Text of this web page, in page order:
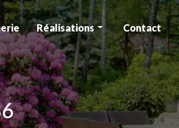
Réalisations
Aménagement
Entretien
Maçonnerie
Contact